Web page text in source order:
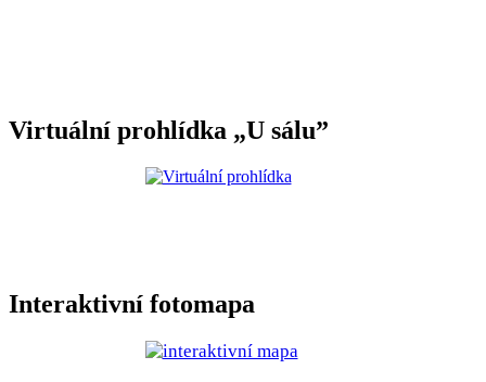
Virtuální prohlídka „U sálu”
Interaktivní fotomapa